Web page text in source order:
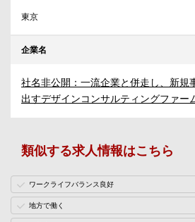
東京
企業名
社名非公開：一流企業と併走し、新規
出すデザインコンサルティングファー
類似する求人情報はこちら
ワークライフバランス良好
地方で働く